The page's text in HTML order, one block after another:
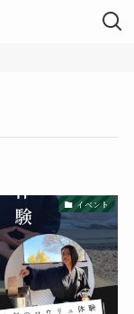
イベント